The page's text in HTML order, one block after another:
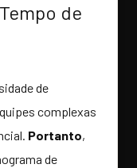
de
de
complexas
Portanto,
de